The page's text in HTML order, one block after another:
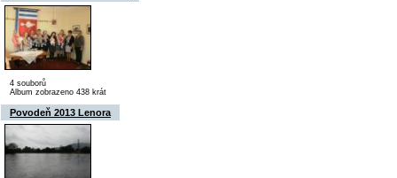
4 souborů
Album zobrazeno 438 krát
Povodeň 2013 Lenora